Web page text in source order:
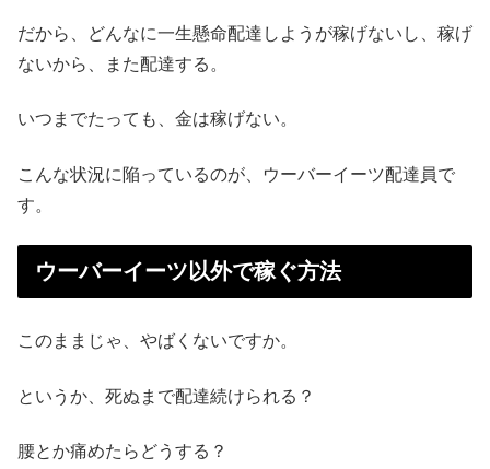
だから、どんなに一生懸命配達しようが稼げないし、稼げ
ないから、また配達する。
いつまでたっても、金は稼げない。
こんな状況に陥っているのが、ウーバーイーツ配達員で
す。
ウーバーイーツ以外で稼ぐ方法
このままじゃ、やばくないですか。
というか、死ぬまで配達続けられる？
腰とか痛めたらどうする？